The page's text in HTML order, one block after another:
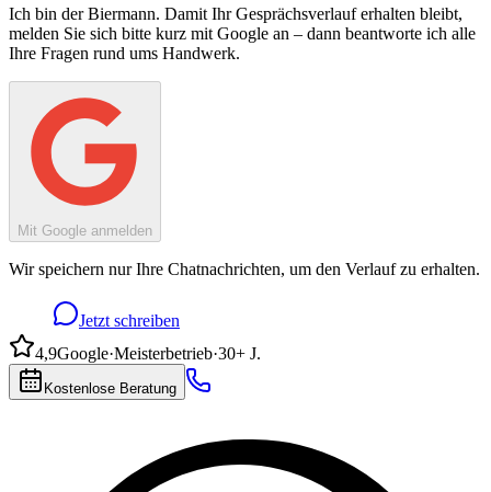
Ich bin der Biermann. Damit Ihr Gesprächsverlauf erhalten bleibt,
melden Sie sich bitte kurz mit Google an – dann beantworte ich alle
Ihre Fragen rund ums Handwerk.
Mit Google anmelden
Wir speichern nur Ihre Chatnachrichten, um den Verlauf zu erhalten.
Jetzt schreiben
4,9Google·Meisterbetrieb·30+ J.
Kostenlose Beratung